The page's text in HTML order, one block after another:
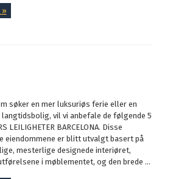
»
søker en mer luksuriøs ferie eller en
vil vi anbefale de følgende 5
LEILIGHETER BARCELONA. Disse
eiendommene er blitt utvalgt basert på
mesterlige designede interiøret,
i møblementet, og den brede ...